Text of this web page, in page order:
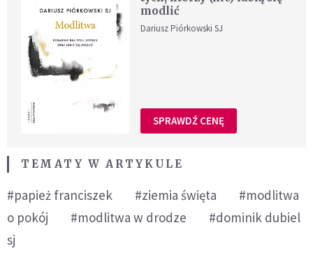
modlić
Dariusz Piórkowski SJ
SPRAWDŹ CENĘ
TEMATY W ARTYKULE
#papież franciszek #ziemia święta
#modlitwa
o pokój
#modlitwa w drodze
#dominik dubiel
sj